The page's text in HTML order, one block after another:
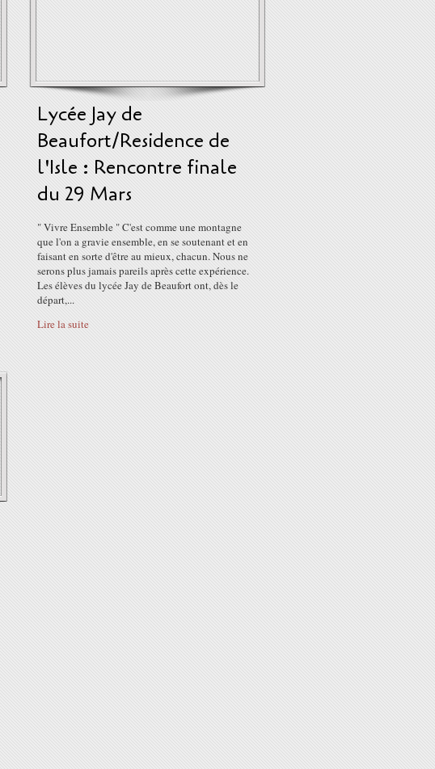
Lycée Jay de
Beaufort/Residence de
l'Isle : Rencontre finale
du 29 Mars
" Vivre Ensemble " C'est comme une montagne
que l'on a gravie ensemble, en se soutenant et en
faisant en sorte d'être au mieux, chacun. Nous ne
serons plus jamais pareils après cette expérience.
Les élèves du lycée Jay de Beaufort ont, dès le
départ,...
Lire la suite